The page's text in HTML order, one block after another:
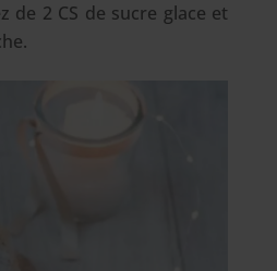
de 2 CS de sucre glace et